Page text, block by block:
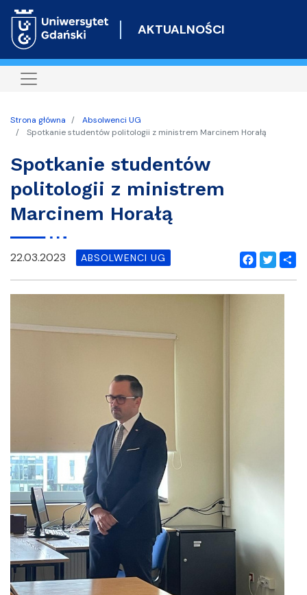
do
AKTUALNOŚCI
Strona główna
Absolwenci UG
Spotkanie studentów politologii z ministrem Marcinem Horałą
Spotkanie studentów
politologii z ministrem
Marcinem Horałą
Facebook
Twitter
22.03.2023 ABSOLWENCI UG